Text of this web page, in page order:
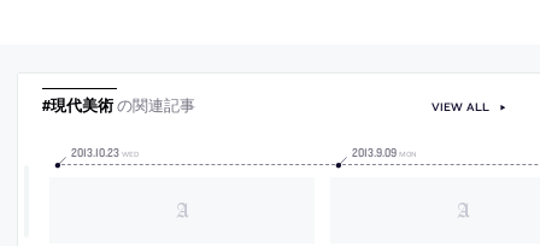
#現代美術の関連記事
2013.10.23 WED 2013.9.09 MON
VIEW ALL